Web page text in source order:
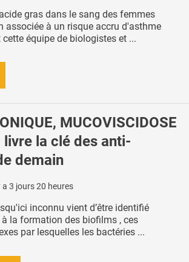
gras dans le sang des femmes
associée à un risque accru d'asthme
équipe de biologistes et ...
MUCOVISCIDOSE
la clé des anti-
demain
a 3 jours 20 heures
inconnu vient d’être identifié
la formation des biofilms , ces
par lesquelles les bactéries ...